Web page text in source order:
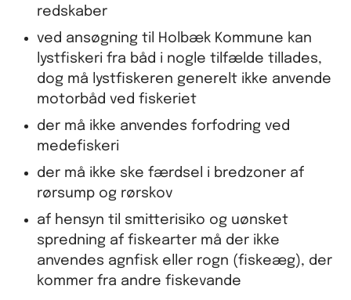
redskaber
ved ansøgning til Holbæk Kommune kan
lystfiskeri fra båd i nogle tilfælde tillades,
dog må lystfiskeren generelt ikke anvende
motorbåd ved fiskeriet
der må ikke anvendes forfodring ved
medefiskeri
der må ikke ske færdsel i bredzoner af
rørsump og rørskov
af hensyn til smitterisiko og uønsket
spredning af fiskearter må der ikke
anvendes agnfisk eller rogn (fiskeæg), der
kommer fra andre fiskevande